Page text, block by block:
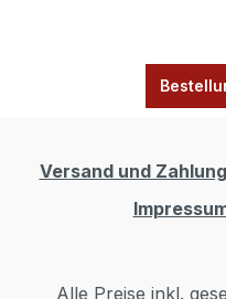
Versand und Zahlung
Alle Preise inkl.